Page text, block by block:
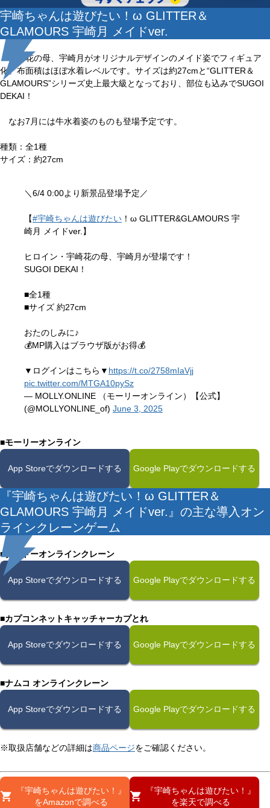
宇崎ちゃんは遊びたい！ω GLITTER＆
GLAMOURS 宇崎月 メイドver.
宇崎花の母、宇崎月がオリジナルデザインのメイド姿でフィギュア
化。布面積はほぼ水着レベルです。サイズは約27cmと“GLITTER＆
GLAMOURS”シリーズ史上最大級となっており、部位も込みでSUGOI
DEKAI！
なお7月には牛水着姿のものも登場予定です。
種類：全1種
サイズ：約27cm
＼6/4 0:00より新景品登場予定／
【#宇崎ちゃんは遊びたい ！ω GLITTER&GLAMOURS 宇
崎月 メイドver.】
ヒロイン・宇崎花の母、宇崎月が登場です！
SUGOI DEKAI！
■全1種
■サイズ 約27cm
おたのしみに♪
💰MP購入はブラウザ版がお得💰
▼ログインはこちら▼ https://t.co/2758mIaVjj
pic.twitter.com/MTGA10pySz
— MOLLY.ONLINE （モーリーオンライン）【公式】
(@MOLLYONLINE_of) June 3, 2025
■モーリーオンライン
App Storeでダウンロードする Google Playでダウンロードする
『宇崎ちゃんは遊びたい！ω GLITTER＆
GLAMOURS 宇崎月 メイドver.』の主な導入オン
ラインクレーンゲーム
■タイトーオンラインクレーン
App Storeでダウンロードする Google Playでダウンロードする
■カプコンネットキャッチャーカプとれ
App Storeでダウンロードする Google Playでダウンロードする
■ナムコ オンラインクレーン
App Storeでダウンロードする Google Playでダウンロードする
※取扱店舗などの詳細は商品ページをご確認ください。
『宇崎ちゃんは遊びたい！』
をAmazonで調べる
『宇崎ちゃんは遊びたい！』
を楽天で調べる